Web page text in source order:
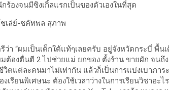
ร้องจนมีซิงเกิ้ลแรกเป็นของตัวเองในที่สุด
ว่า “ผมเป็นเด็กใต้แท้ๆเลยครับ อยู่จังหวัดกระบี่ พื้น
องตื่นตี 2 ไปช่วยแม่ ยกของ ตั้งร้าน ขายผัก จนถึง
แต่ละคนมาไม่เท่ากัน แล้วก็เป็นการแบ่งเบาภาร
รียนพิเศษนะ ต้องใช้เวลาว่างในการเรียนวิชาอะไ